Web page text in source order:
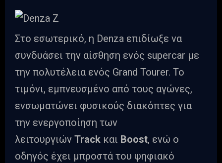
Στο εσωτερικό, η Denza επιδίωξε να
συνδυάσει την αίσθηση ενός supercar με
την πολυτέλεια ενός Grand Tourer. Το
τιμόνι, εμπνευσμένο από τους αγώνες,
ενσωματώνει φυσικούς διακόπτες για
την ενεργοποίηση των
λειτουργιών Track και Boost, ενώ ο
οδηγός έχει μπροστά του ψηφιακό